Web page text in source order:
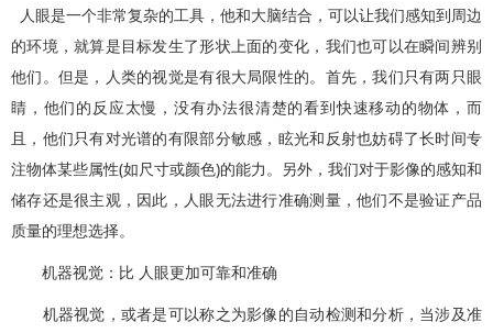
人眼是一个非常复杂的工具，他和大脑结合，可以让我们感知到周边
的环境，就算是目标发生了形状上面的变化，我们也可以在瞬间辨别
他们。但是，人类的视觉是有很大局限性的。首先，我们只有两只眼
睛，他们的反应太慢，没有办法很清楚的看到快速移动的物体，而
且，他们只有对光谱的有限部分敏感，眩光和反射也妨碍了长时间专
注物体某些属性(如尺寸或颜色)的能力。另外，我们对于影像的感知和
储存还是很主观，因此，人眼无法进行准确测量，他们不是验证产品
质量的理想选择。
机器视觉：比 人眼更加可靠和准确
机器视觉，或者是可以称之为影像的自动检测和分析，当涉及准